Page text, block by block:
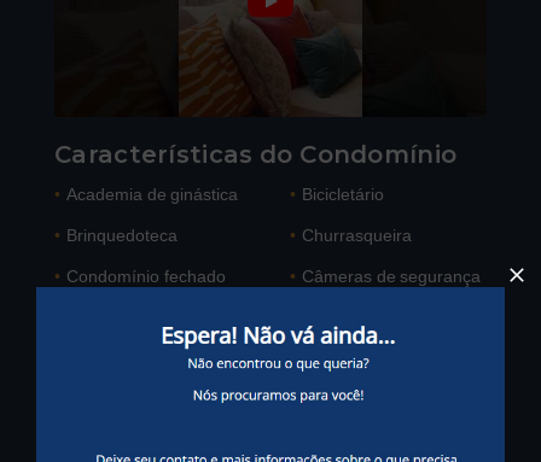
Características do Condomínio
• Academia de ginástica • Bicicletário
• Brinquedoteca • Churrasqueira
• Condomínio fechado • Câmeras de segurança
suíte